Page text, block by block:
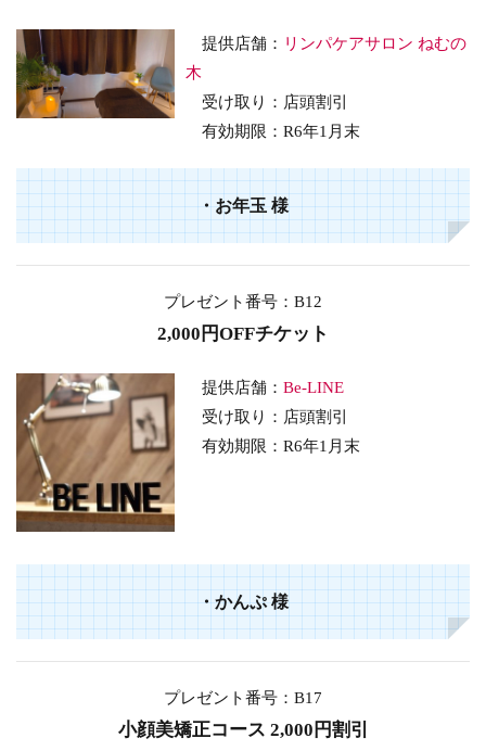
提供店舗： リンパケアサロン ねむの
木
受け取り：店頭割引
有効期限：R6年1月末
・お年玉様
プレゼント番号：B12
2,000円OFFチケット
提供店舗：Be-LINE
受け取り：店頭割引
有効期限：R6年1月末
・かんぷ様
プレゼント番号：B17
小顔美矯正コース 2,000円割引